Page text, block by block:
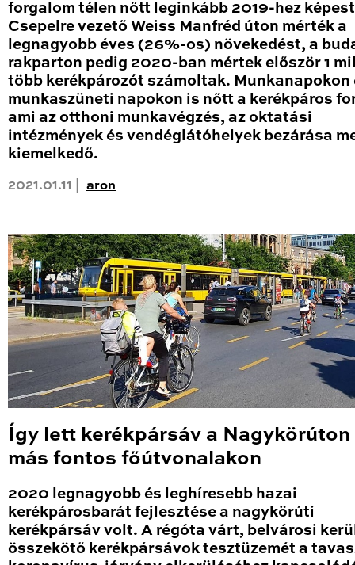
forgalom télen nőtt leginkább 2019-hez
Csepelre vezető Weiss Manfréd úton mérték a
legnagyobb éves (26%-os) növekedést, a
rakparton pedig 2020-ban mértek először 1
több kerékpározót számoltak. Munkanapokon
munkaszüneti napokon is nőtt a kerékpáros
ami az otthoni munkavégzés, az oktatási
intézmények és vendéglátóhelyek bezárása
kiemelkedő.
2021.01.11 | aron
Így lett kerékpársáv a Nagykörúton
más fontos főútvonalakon
2020 legnagyobb és leghíresebb hazai
kerékpárosbarát fejlesztése a nagykörúti
kerékpársáv volt. A régóta várt, belvárosi
összekötő kerékpársávok tesztüzemét a